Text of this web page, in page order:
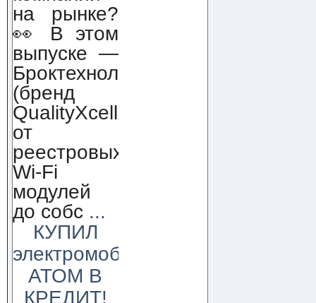
на рынке?
👀 В этом
выпуске —
Броктехнолоджи
(бренд
QualityXcellence):
от
реестровых
Wi-Fi
модулей
до собс ...
КУПИЛ
электромобиль
АТОМ В
КРЕДИТ!